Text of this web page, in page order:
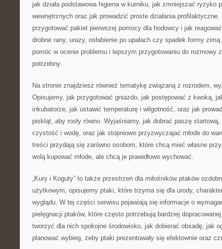
jak działa podstawowa higiena w kurniku, jak zmniejszać ryzyko
wewnętrznych oraz jak prowadzić proste działania
przygotować pakiet pierwszej pomocy dla hodowcy i jak
drobne rany, urazy, osłabienie po upałach czy spadek formy
pomóc w ocenie problemu i lepszym przygotowaniu do rozmowy
potrzebny.
Na stronie znajdziesz również tematykę związaną z rozrodem,
Opisujemy, jak przygotować gniazdo, jak postępować z kwoką,
inkubatorze, jak ustawić temperaturę i wilgotność, oraz jak
piskląt, aby rosły równo. Wyjaśniamy, jak dobrać paszę startową,
czystość i wodę, oraz jak stopniowo przyzwyczajać młode do
treści przydają się zarówno osobom, które chcą mieć własne
wolą kupować młode, ale chcą je prawidłowo wychować.
„Kury i Koguty” to także przestrzeń dla miłośników ptaków
użytkowym, opisujemy ptaki, które trzyma się dla urody,
wyglądu. W tej części serwisu pojawiają się informacje o
pielęgnacji ptaków, które często potrzebują bardziej
tworzyć dla nich spokojne środowisko, jak dobierać obsadę, jak
planować wybieg, żeby ptaki prezentowały się efektownie oraz